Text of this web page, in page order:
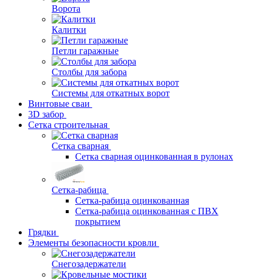
Ворота
Калитки
Петли гаражные
Столбы для забора
Системы для откатных ворот
Винтовые сваи
3D забор
Сетка строительная
Сетка сварная
Сетка сварная оцинкованная в рулонах
Сетка-рабица
Сетка-рабица оцинкованная
Сетка-рабица оцинкованная с ПВХ
покрытием
Грядки
Элементы безопасности кровли
Снегозадержатели